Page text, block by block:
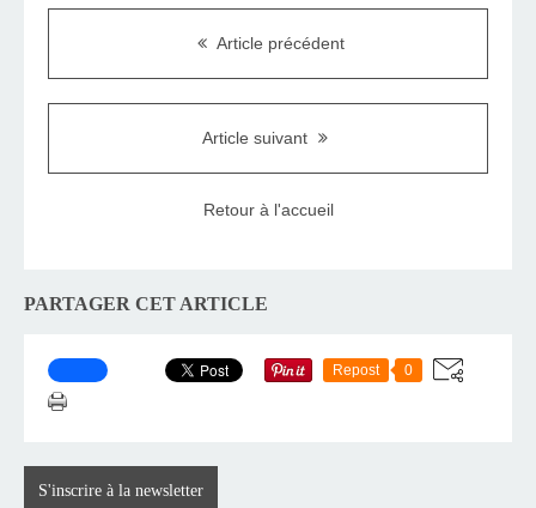
Article précédent
Article suivant
Retour à l'accueil
PARTAGER CET ARTICLE
Repost 0
S'inscrire à la newsletter